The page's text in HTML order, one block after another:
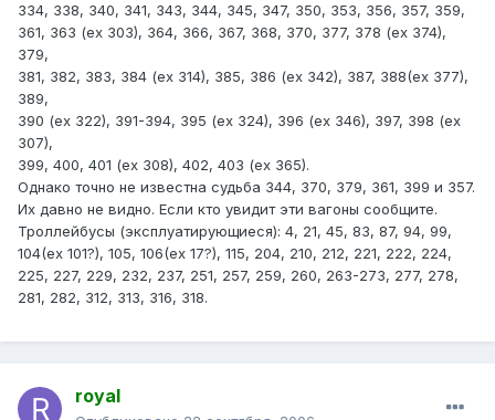
334, 338, 340, 341, 343, 344, 345, 347, 350, 353, 356, 357, 359,
361, 363 (ех 303), 364, 366, 367, 368, 370, 377, 378 (ех 374),
379,
381, 382, 383, 384 (ех 314), 385, 386 (ех 342), 387, 388(ех 377),
389,
390 (ех 322), 391-394, 395 (ех 324), 396 (ех 346), 397, 398 (ех
307),
399, 400, 401 (ех 308), 402, 403 (ех 365).
Однако точно не известна судьба 344, 370, 379, 361, 399 и 357.
Их давно не видно. Если кто увидит эти вагоны сообщите.
Троллейбусы (эксплуатирующиеся): 4, 21, 45, 83, 87, 94, 99,
104(ех 101?), 105, 106(ех 17?), 115, 204, 210, 212, 221, 222, 224,
225, 227, 229, 232, 237, 251, 257, 259, 260, 263-273, 277, 278,
281, 282, 312, 313, 316, 318.
royal